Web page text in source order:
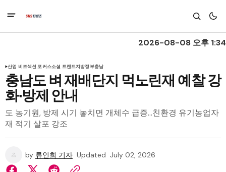
2026-08-08 오후 1:34
산업 비즈섹션 포커스소셜 트렌드지방정부충남
충남도 벼 재배단지 먹노린재 예찰 강
화·방제 안내
도 농기원, 방제 시기 놓치면 개체수 급증…친환경 유기농업자
재 적기 살포 강조
by 류인희 기자 Updated July 02, 2026